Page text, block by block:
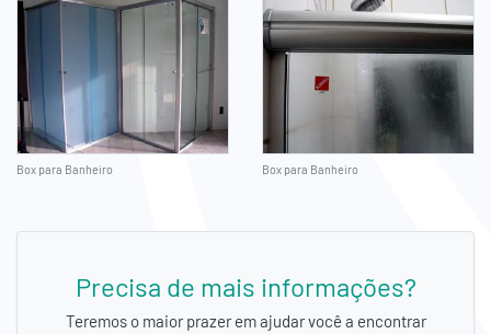
Box para Banheiro Box para Banheiro
Precisa de mais informações?
Teremos o maior prazer em ajudar você a encontrar